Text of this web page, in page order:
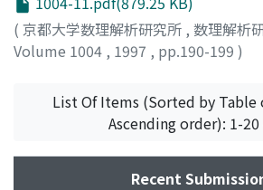
( 京都大学数理解析研究所 , 数理解析
Volume 1004 , 1997 , pp.190-199 )
List Of Items (Sorted by
Ascending order): 1-20
Recent